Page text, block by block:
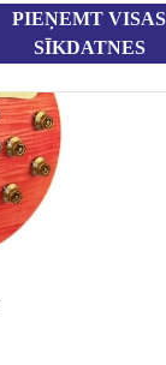
PIEŅEMT VISAS
SĪKDATNES